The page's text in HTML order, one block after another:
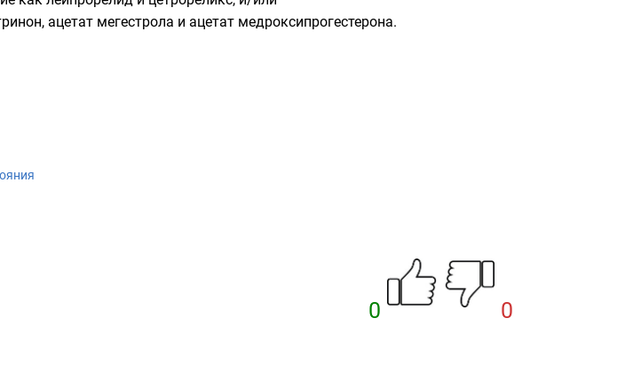
ацетат мегестрола и ацетат медроксипрогестерона.
0 0